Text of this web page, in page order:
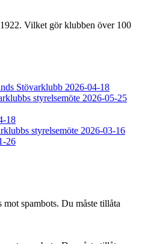
Vilket gör klubben över 100
Stövarklubb 2026-04-18
styrelsemöte 2026-05-25
18
styrelsemöte 2026-03-16
26
mot spambots. Du måste tillåta